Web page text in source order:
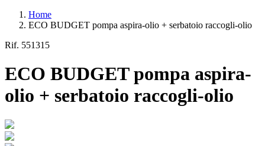
Home
ECO BUDGET pompa aspira-olio + serbatoio raccogli-olio
Rif. 551315
ECO BUDGET pompa aspira-
olio + serbatoio raccogli-olio